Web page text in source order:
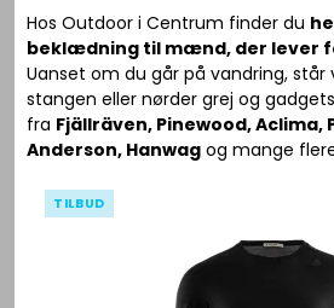
Hos Outdoor i Centrum finder du
beklædning til mænd, der lever
Uanset om du går på vandring, står
stangen eller nørder grej og
fra Fjällräven, Pinewood,
Anderson, Hanwag og mange
TILBUD